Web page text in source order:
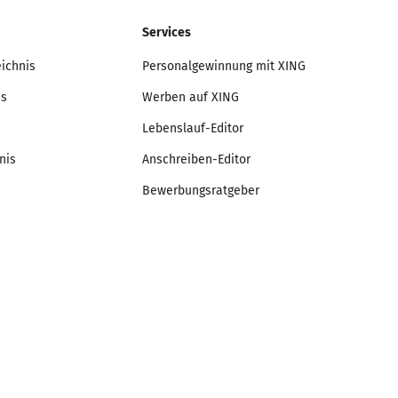
Services
Personalgewinnung mit XING
Werben auf XING
Lebenslauf-Editor
Anschreiben-Editor
Bewerbungsratgeber